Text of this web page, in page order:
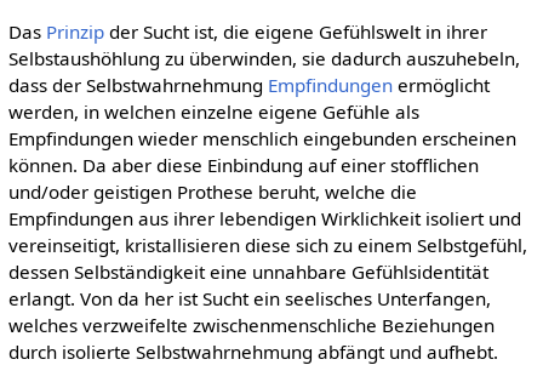
Das Prinzipder Sucht ist, die eigene Gefühlswelt in ihrer
Selbstaushöhlung zu überwinden, sie dadurch auszuhebeln,
dass der Selbstwahrnehmung Empfindungenermöglicht
werden, in welchen einzelne eigene Gefühle als
Empfindungen wieder menschlich eingebunden erscheinen
können. Da aber diese Einbindung auf einer stofflichen
und/oder geistigen Prothese beruht, welche die
Empfindungen aus ihrer lebendigen Wirklichkeit isoliert und
vereinseitigt, kristallisieren diese sich zu einem Selbstgefühl,
dessen Selbständigkeit eine unnahbare Gefühlsidentität
erlangt. Von da her ist Sucht ein seelisches Unterfangen,
welches verzweifelte zwischenmenschliche Beziehungen
durch isolierte Selbstwahrnehmung abfängt und aufhebt.